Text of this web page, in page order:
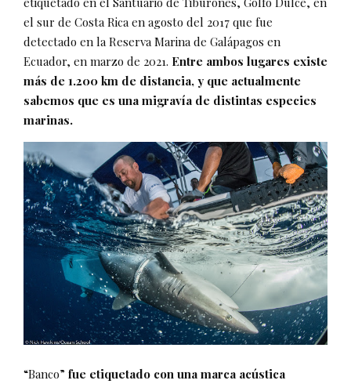
el sur de Costa Rica en agosto del 2017 que fue
detectado en la Reserva Marina de Galápagos en
Ecuador, en marzo de 2021. Entre ambos lugares existe
más de 1.200 km de distancia, y que actualmente
sabemos que es una migravía de distintas especies
marinas.
“Banco” fue etiquetado con una marca acústica